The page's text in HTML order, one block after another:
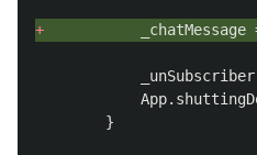
+ _chatMessage
_unSubscriber
App.
}